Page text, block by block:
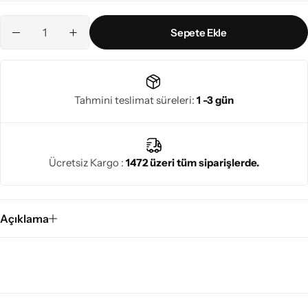
Sepete Ekle
Tahmini teslimat süreleri: 1 -3 gün
Ücretsiz Kargo : 1472 üzeri tüm siparişlerde.
Açıklama